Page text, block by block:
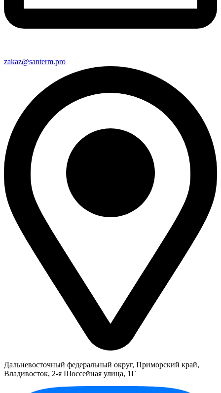
zakaz@santerm.pro
Дальневосточный федеральный округ, Приморский край,
Владивосток, 2-я Шоссейная улица, 1Г